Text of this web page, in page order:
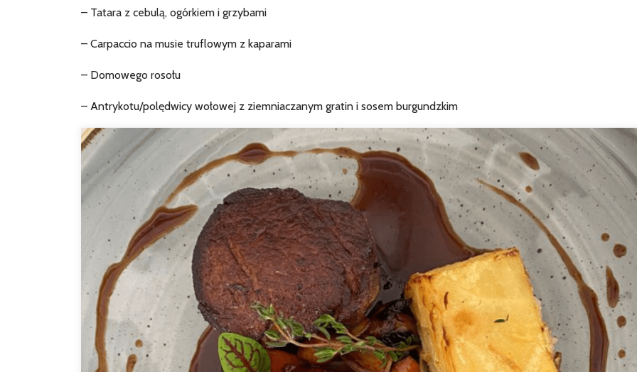
– Tatara z cebulą, ogórkiem i grzybami
– Carpaccio na musie truflowym z kaparami
– Domowego rosołu
– Antrykotu/polędwicy wołowej z ziemniaczanym gratin i sosem burgundzkim